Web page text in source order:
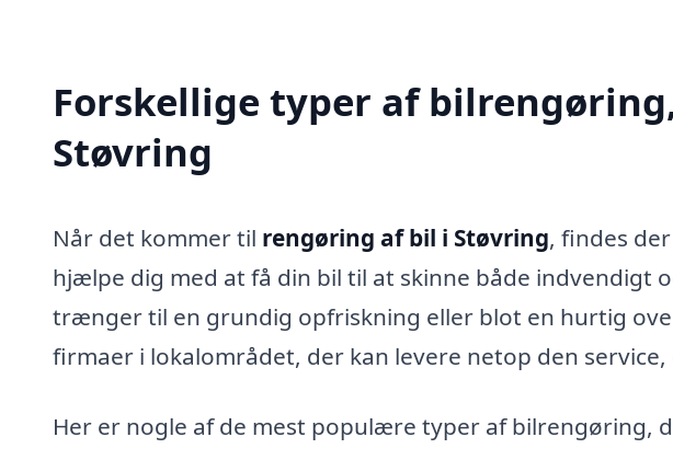
Forskellige typer af
Støvring
Når det kommer til rengøring af bil i Støvring, findes
hjælpe dig med at få din bil til at skinne både indvendigt
trænger til en grundig opfriskning eller blot en hurtig
firmaer i lokalområdet, der kan levere netop den
Her er nogle af de mest populære typer af bilrengøring,